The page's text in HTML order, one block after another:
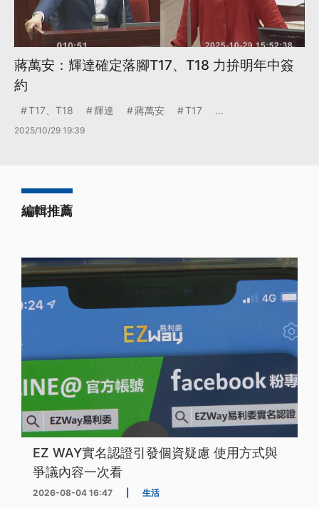
蔣萬安：輝達確定落腳T17、T18 力拚明年中簽
約
T17、T18 輝達 蔣萬安 T17 ...
2025/10/29 19:39
編輯推薦
EZ WAY實名認證引發個資疑慮 使用方式與
爭議內容一次看
2026-08-04 16:47 生活